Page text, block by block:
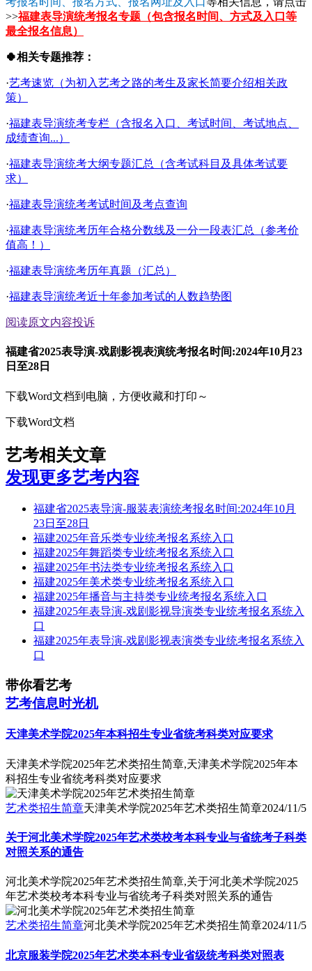
>>福建表导演统考报名专题（包含报名时间、方式及入口等
最全报名信息）
🍀相关专题推荐：
·艺考速览（为初入艺考之路的考生及家长简要介绍相关政
策）
·福建表导演统考专栏（含报名入口、考试时间、考试地点、
成绩查询...）
·福建表导演统考大纲专题汇总（含考试科目及具体考试要
求）
·福建表导演统考考试时间及考点查询
·福建表导演统考历年合格分数线及一分一段表汇总（参考价
值高！）
·福建表导演统考历年真题（汇总）
·福建表导演统考近十年参加考试的人数趋势图
阅读原文内容投诉
福建省2025表导演-戏剧影视表演统考报名时间:2024年10月23
日至28日
下载Word文档到电脑，方便收藏和打印～
下载Word文档
艺考相关文章
发现更多艺考内容
福建省2025表导演-服装表演统考报名时间:2024年10月
23日至28日
福建2025年音乐类专业统考报名系统入口
福建2025年舞蹈类专业统考报名系统入口
福建2025年书法类专业统考报名系统入口
福建2025年美术类专业统考报名系统入口
福建2025年播音与主持类专业统考报名系统入口
福建2025年表导演-戏剧影视导演类专业统考报名系统入
口
福建2025年表导演-戏剧影视表演类专业统考报名系统入
口
带你看艺考
艺考信息时光机
天津美术学院2025年本科招生专业省统考科类对应要求
天津美术学院2025年艺术类招生简章,天津美术学院2025年本
科招生专业省统考科类对应要求
艺术类招生简章天津美术学院2025年艺术类招生简章2024/11/5
关于河北美术学院2025年艺术类校考本科专业与省统考子科类
对照关系的通告
河北美术学院2025年艺术类招生简章,关于河北美术学院2025
年艺术类校考本科专业与省统考子科类对照关系的通告
艺术类招生简章河北美术学院2025年艺术类招生简章2024/11/5
北京服装学院2025年艺术类本科专业省级统考科类对照表